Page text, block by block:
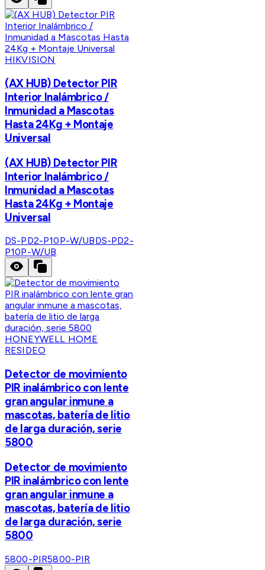
HIKVISION
(AX HUB) Detector PIR
Interior Inalámbrico /
Inmunidad a Mascotas
Hasta 24Kg + Montaje
Universal
(AX HUB) Detector PIR
Interior Inalámbrico /
Inmunidad a Mascotas
Hasta 24Kg + Montaje
Universal
DS-PD2-P10P-W/UBDS-PD2-
P10P-W/UB
HONEYWELL HOME
RESIDEO
Detector de movimiento
PIR inalámbrico con lente
gran angular inmune a
mascotas, batería de litio
de larga duración, serie
5800
Detector de movimiento
PIR inalámbrico con lente
gran angular inmune a
mascotas, batería de litio
de larga duración, serie
5800
5800-PIR5800-PIR